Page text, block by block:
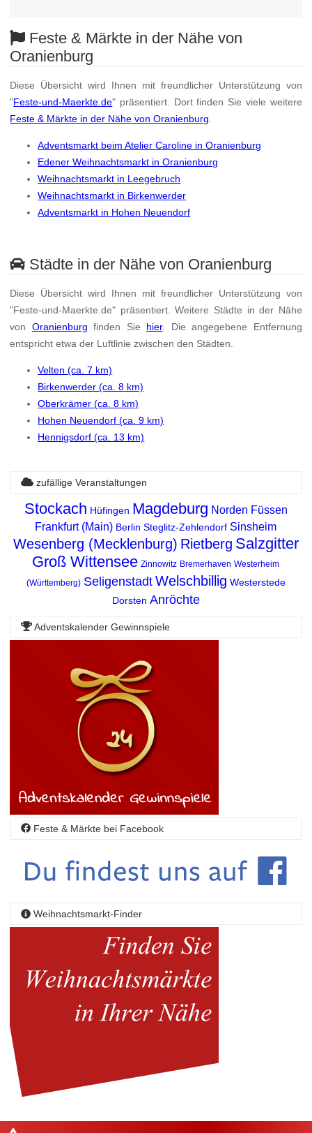
Feste & Märkte in der Nähe von
Oranienburg
Diese Übersicht wird Ihnen mit freundlicher Unterstützung von
"Feste-und-Maerkte.de" präsentiert. Dort finden Sie viele weitere
Feste & Märkte in der Nähe von Oranienburg
Adventsmarkt beim Atelier Caroline in Oranienburg
Edener Weihnachtsmarkt in Oranienburg
Weihnachtsmarkt in Leegebruch
Weihnachtsmarkt in Birkenwerder
Adventsmarkt in Hohen Neuendorf
Städte in der Nähe von Oranienburg
Diese Übersicht wird Ihnen mit freundlicher Unterstützung von
"Feste-und-Maerkte.de" präsentiert. Weitere Städte in der Nähe
von Oranienburg finden Sie hier. Die angegebene Entfernung
entspricht etwa der Luftlinie zwischen den Städten.
Velten (ca. 7 km)
Birkenwerder (ca. 8 km)
Oberkrämer (ca. 8 km)
Hohen Neuendorf (ca. 9 km)
Hennigsdorf (ca. 13 km)
zufällige Veranstaltungen
Stockach Hüfingen Magdeburg Norden Füssen
Frankfurt (Main) Berlin Steglitz-Zehlendorf Sinsheim
Wesenberg (Mecklenburg) Rietberg Salzgitter
Groß Wittensee Zinnowitz Bremerhaven Westerheim
(Württemberg) Seligenstadt Welschbillig Westerstede
Dorsten Anröchte
Adventskalender Gewinnspiele
Feste & Märkte bei Facebook
Weihnachtsmarkt-Finder